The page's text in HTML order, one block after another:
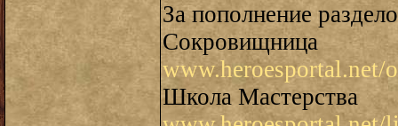
За пополнение
Сокровищница
www.heroesportal.net/
Школа Мастерства